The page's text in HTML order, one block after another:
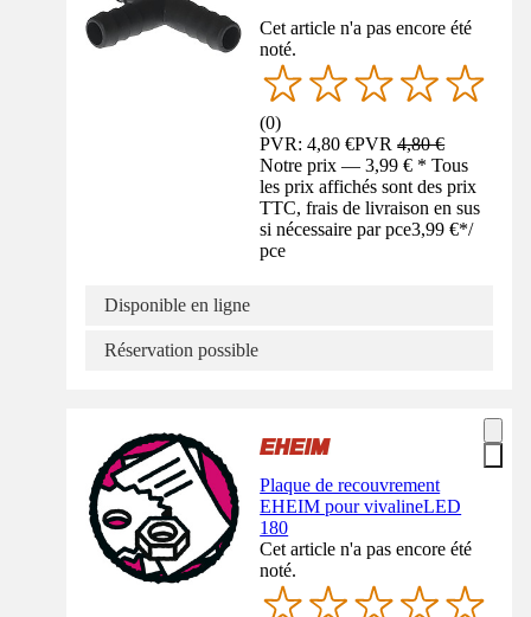
Cet article n'a pas encore été
noté.
(0)
PVR: 4,80 €PVR4,80 €
Notre prix — 3,99 € * Tous
les prix affichés sont des prix
TTC, frais de livraison en sus
si nécessaire par pce3,99 €*/
pce
Disponible en ligne
Réservation possible
Plaque de recouvrement
EHEIM pour vivalineLED
180
Cet article n'a pas encore été
noté.